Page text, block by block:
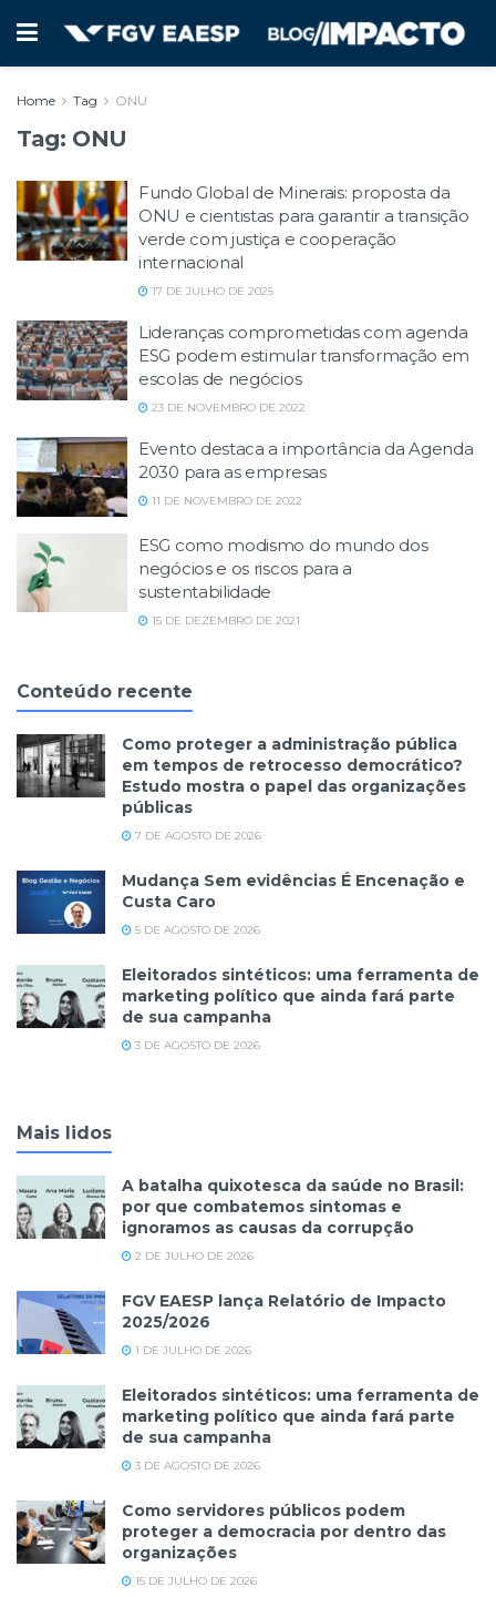
Home Tag ONU
Tag: ONU
Fundo Global de Minerais: proposta da
ONU e cientistas para garantir a transição
verde com justiça e cooperação
internacional
17 DE JULHO DE 2025
Lideranças comprometidas com agenda
ESG podem estimular transformação em
escolas de negócios
23 DE NOVEMBRO DE 2022
Evento destaca a importância da Agenda
2030 para as empresas
11 DE NOVEMBRO DE 2022
ESG como modismo do mundo dos
negócios e os riscos para a
sustentabilidade
15 DE DEZEMBRO DE 2021
Conteúdo recente
Como proteger a administração pública
em tempos de retrocesso democrático?
Estudo mostra o papel das organizações
públicas
7 DE AGOSTO DE 2026
Mudança Sem evidências É Encenação e
Custa Caro
5 DE AGOSTO DE 2026
Eleitorados sintéticos: uma ferramenta de
marketing político que ainda fará parte
de sua campanha
3 DE AGOSTO DE 2026
Mais lidos
A batalha quixotesca da saúde no Brasil:
por que combatemos sintomas e
ignoramos as causas da corrupção
2 DE JULHO DE 2026
FGV EAESP lança Relatório de Impacto
2025/2026
1 DE JULHO DE 2026
Eleitorados sintéticos: uma ferramenta de
marketing político que ainda fará parte
de sua campanha
3 DE AGOSTO DE 2026
Como servidores públicos podem
proteger a democracia por dentro das
organizações
15 DE JULHO DE 2026